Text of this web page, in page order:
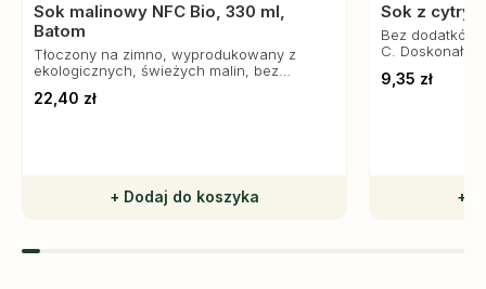
Sok malinowy NFC Bio, 330 ml,
Batom
Tłoczony na zimno, wyprodukowany z
ekologicznych, świeżych malin, bez
22,40 zł
+ Dodaj do koszyka
Sok z cytryn
Bez
C. Doskonały
9,35 zł
+